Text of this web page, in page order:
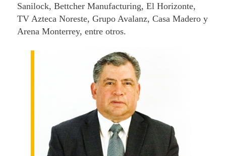
Sanilock, Bettcher Manufacturing, El Horizonte,
TV Azteca Noreste, Grupo Avalanz, Casa Madero y
Arena Monterrey, entre otros.